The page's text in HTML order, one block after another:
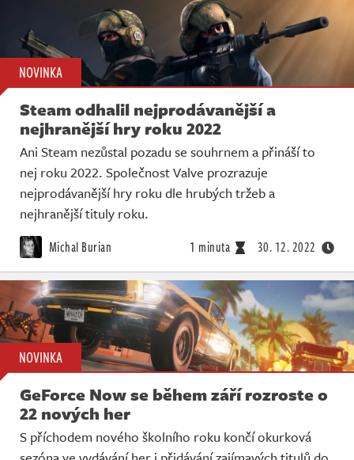
NOVINKA
Steam odhalil nejprodávanější a
nejhranější hry roku 2022
Ani Steam nezůstal pozadu se souhrnem a přináší to
nej roku 2022. Společnost Valve prozrazuje
nejprodávanější hry roku dle hrubých tržeb a
nejhranější tituly roku.
Michal Burian 1 minuta 30. 12. 2022
NOVINKA
GeForce Now se během září rozroste o
22 nových her
S příchodem nového školního roku končí okurková